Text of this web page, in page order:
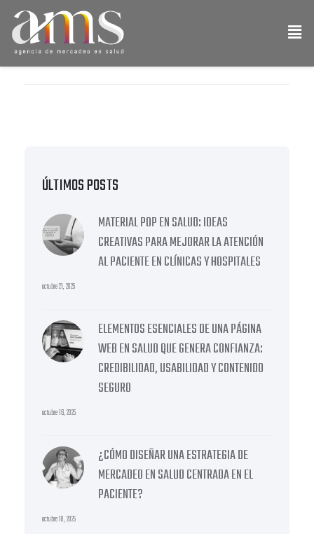
ÚLTIMOS POSTS
MATERIAL POP EN SALUD: IDEAS
CREATIVAS PARA MEJORAR LA ATENCIÓN
AL PACIENTE EN CLÍNICAS Y HOSPITALES
octubre 21, 2025
ELEMENTOS ESENCIALES DE UNA PÁGINA
WEB EN SALUD QUE GENERA CONFIANZA:
CREDIBILIDAD, USABILIDAD Y CONTENIDO
SEGURO
octubre 16, 2025
¿CÓMO DISEÑAR UNA ESTRATEGIA DE
MERCADEO EN SALUD CENTRADA EN EL
PACIENTE?
octubre 10, 2025